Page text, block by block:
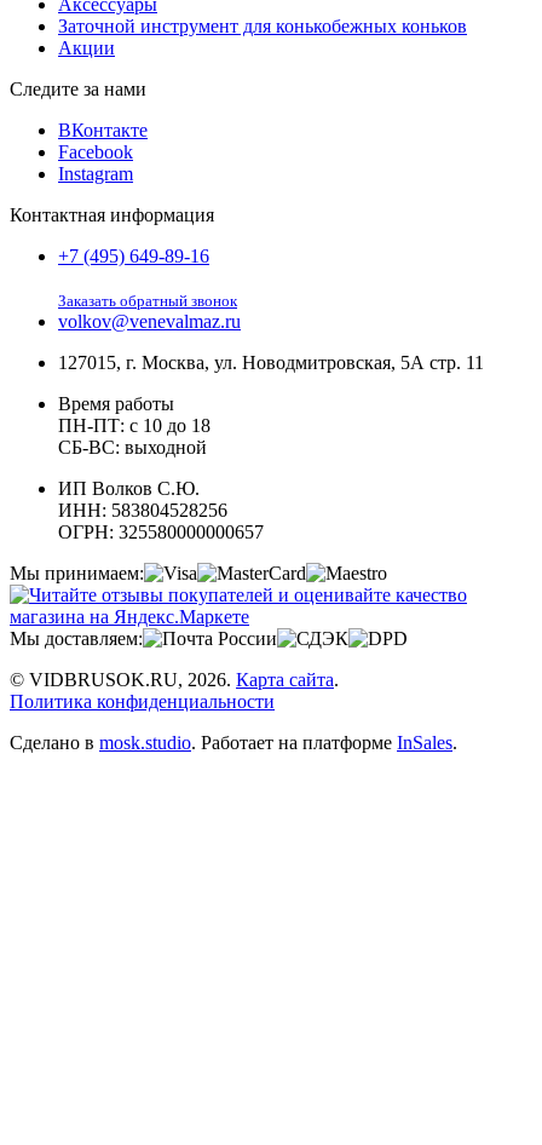
Аксессуары
Заточной инструмент для конькобежных коньков
Акции
Следите за нами
ВКонтакте
Facebook
Instagram
Контактная информация
+7 (495) 649-89-16
Заказать обратный звонок
volkov@venevalmaz.ru
127015, г. Москва, ул. Новодмитровская, 5А стр. 11
Время работы
ПН-ПТ: с 10 до 18
СБ-ВС: выходной
ИП Волков С.Ю.
ИНН: 583804528256
ОГРН: 325580000000657
Мы принимаем:
Мы доставляем:
© VIDBRUSOK.RU, 2026. Карта сайта.
Политика конфиденциальности
Сделано в mosk.studio. Работает на платформе InSales.